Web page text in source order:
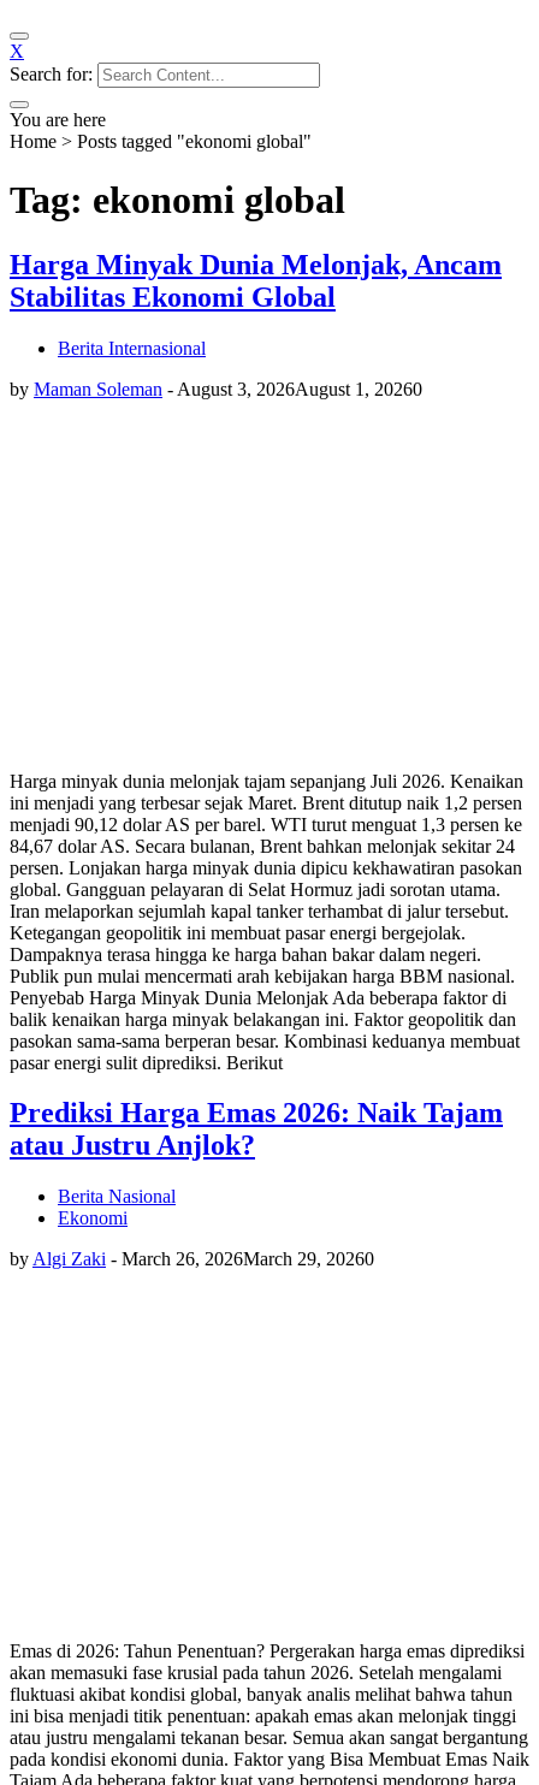
X
Search for:
You are here
Home > Posts tagged "ekonomi global"
Tag: ekonomi global
Harga Minyak Dunia Melonjak, Ancam
Stabilitas Ekonomi Global
Berita Internasional
by Maman Soleman - August 3, 2026August 1, 20260
Harga minyak dunia melonjak tajam sepanjang Juli 2026. Kenaikan
ini menjadi yang terbesar sejak Maret. Brent ditutup naik 1,2 persen
menjadi 90,12 dolar AS per barel. WTI turut menguat 1,3 persen ke
84,67 dolar AS. Secara bulanan, Brent bahkan melonjak sekitar 24
persen. Lonjakan harga minyak dunia dipicu kekhawatiran pasokan
global. Gangguan pelayaran di Selat Hormuz jadi sorotan utama.
Iran melaporkan sejumlah kapal tanker terhambat di jalur tersebut.
Ketegangan geopolitik ini membuat pasar energi bergejolak.
Dampaknya terasa hingga ke harga bahan bakar dalam negeri.
Publik pun mulai mencermati arah kebijakan harga BBM nasional.
Penyebab Harga Minyak Dunia Melonjak Ada beberapa faktor di
balik kenaikan harga minyak belakangan ini. Faktor geopolitik dan
pasokan sama-sama berperan besar. Kombinasi keduanya membuat
pasar energi sulit diprediksi. Berikut
Prediksi Harga Emas 2026: Naik Tajam
atau Justru Anjlok?
Berita Nasional
Ekonomi
by Algi Zaki - March 26, 2026March 29, 20260
Emas di 2026: Tahun Penentuan? Pergerakan harga emas diprediksi
akan memasuki fase krusial pada tahun 2026. Setelah mengalami
fluktuasi akibat kondisi global, banyak analis melihat bahwa tahun
ini bisa menjadi titik penentuan: apakah emas akan melonjak tinggi
atau justru mengalami tekanan besar. Semua akan sangat bergantung
pada kondisi ekonomi dunia. Faktor yang Bisa Membuat Emas Naik